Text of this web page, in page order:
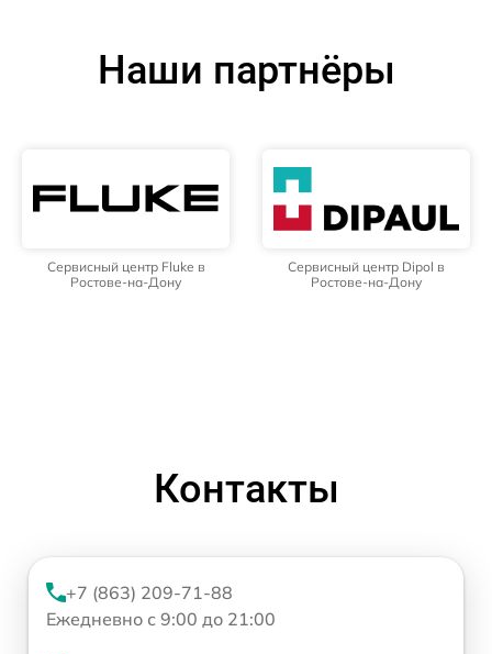
Наши партнёры
Сервисный центр Fluke в
Ростове-на-Дону
Сервисный центр Dipol в
Ростове-на-Дону
Контакты
+7 (863) 209-71-88
Ежедневно с 9:00 до 21:00